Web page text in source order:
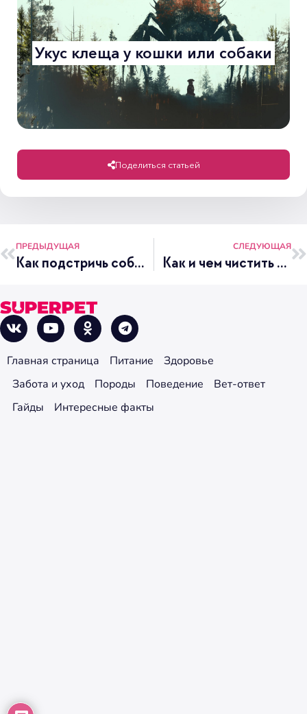
Укус клеща у кошки или собаки
Поделиться статьей
ПРЕДЫДУЩАЯ
Как подстричь собаку в домашних условиях
СЛЕДУЮЩАЯ
Как и чем чистить зубы собаке в домашних условиях
Главная страница Питание
Здоровье
Забота и уход
Породы Поведение
Вет-ответ
Гайды
Интересные факты